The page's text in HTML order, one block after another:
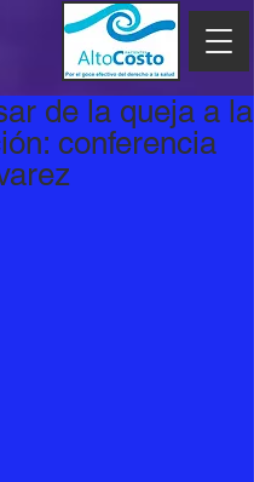
de la queja a la
conferencia